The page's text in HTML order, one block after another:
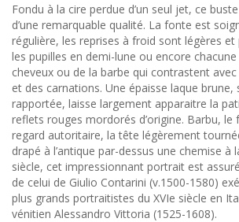
Fondu à la cire perdue d’un seul jet, ce
d’une remarquable qualité. La fonte est
régulière, les reprises à froid sont légères
les pupilles en demi-lune ou encore
cheveux ou de la barbe qui contrastent
et des carnations. Une épaisse laque brune,
rapportée, laisse largement apparaitre la
reflets rouges mordorés d’origine. Barbu, le
regard autoritaire, la tête légèrement
drapé à l’antique par-dessus une chemise à
siècle, cet impressionnant portrait est
de celui de Giulio Contarini (v.1500-1580)
plus grands portraitistes du XVIe siècle en
vénitien Alessandro Vittoria (1525-1608).